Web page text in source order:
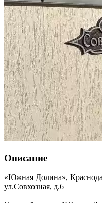
Описание
«Южная Долина»,
ул.Совхозная, д.6